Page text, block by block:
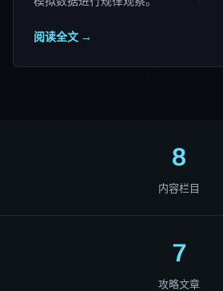
阅读全文 →
8
内容栏目
7
攻略文章